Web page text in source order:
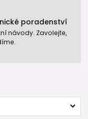
poradenství
návody. Zavolejte,